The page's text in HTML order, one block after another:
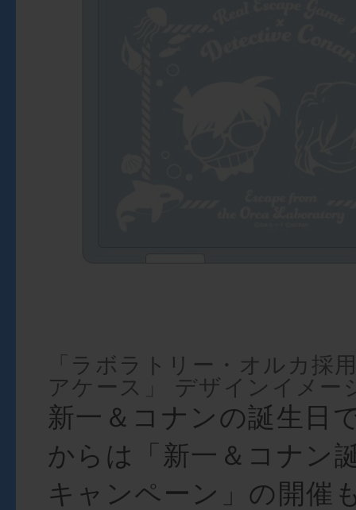
「ラボラトリー・オルカ採
アケース」 デザインイメー
新一＆コナンの誕生日
からは「新一＆コナン
キャンペーン」の開催